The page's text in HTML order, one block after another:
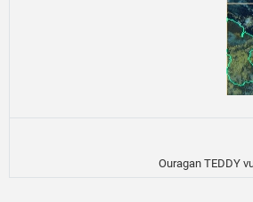
Ouragan TEDDY